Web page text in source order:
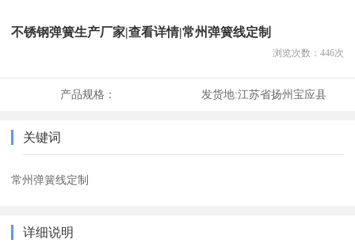
不锈钢弹簧生产厂家|查看详情|常州弹簧线定制
浏览次数： 446次
产品规格： 发货地:江苏省扬州宝应县
关键词
常州弹簧线定制
详细说明